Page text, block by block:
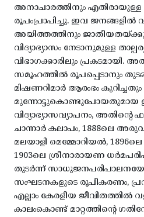
അനാചാരത്തിനും എതിരായുള്ള
രൂപംപ്രാപിച്ചു. ഇവ ജനങ്ങളിൽ
അയിത്തത്തിനും
വിദ്യാഭ്യാസം നേടാനുമുള്ള
വിഭാഗക്കാരിലും പ്രകടമായി.
സമൂഹത്തിൽ രൂപപ്പെടാനും
മിഷണറിമാർ ആരംഭം കുറിച്ചതും
മുന്നോട്ടുകൊണ്ടുപോയതുമായ
വിദ്യാഭ്യാസവ്യാപനം,
ചാന്നാർ കലാപം, 1888ലെ
മലയാളി മെമ്മോറിയൽ,
1903ലെ ശ്രീനാരായണ
തുടർന്ന്
സംഘടനകളുടെ രൂപീകരണം,
എല്ലാം കേരളീയ ജീവിതത്തിൽ
കാലംകൊണ്ട് മാറ്റത്തിന്റെ